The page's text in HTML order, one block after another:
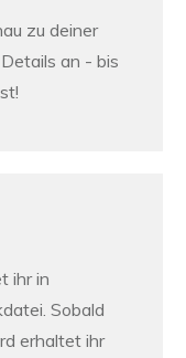
zu deiner
an - bis
ihr in
Sobald
erhaltet ihr